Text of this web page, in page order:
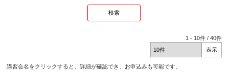
1 - 10件 /40件
講習会名をクリックすると、詳細が確認でき、お申込みも可能です。